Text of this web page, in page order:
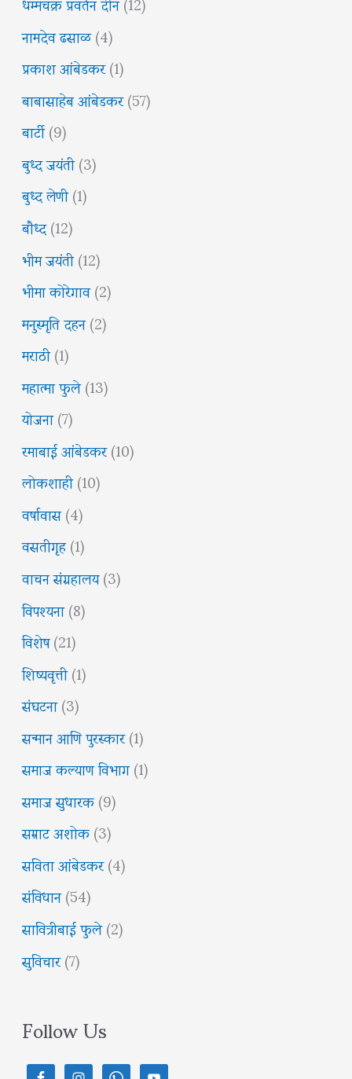
नामदेव ढसाळ(4)
प्रकाश आंबेडकर(1)
बाबासाहेब आंबेडकर(57)
बार्टी(9)
बुध्द जयंती(3)
बुध्द लेणी(1)
बौध्द(12)
भीम जयंती(12)
भीमा कोरेगाव(2)
मनुस्मृति दहन(2)
मराठी(1)
महात्मा फुले(13)
योजना(7)
रमाबाई आंबेडकर(10)
लोकशाही(10)
वर्षावास(4)
वसतीगृह(1)
वाचन संग्रहालय(3)
विपश्यना(8)
विशेष(21)
शिष्यवृत्ती(1)
संघटना(3)
सन्मान आणि पुरस्कार(1)
समाज कल्याण विभाग(1)
समाज सुधारक(9)
सम्राट अशोक(3)
सविता आंबेडकर(4)
संविधान(54)
सावित्रीबाई फुले(2)
सुविचार(7)
Follow Us